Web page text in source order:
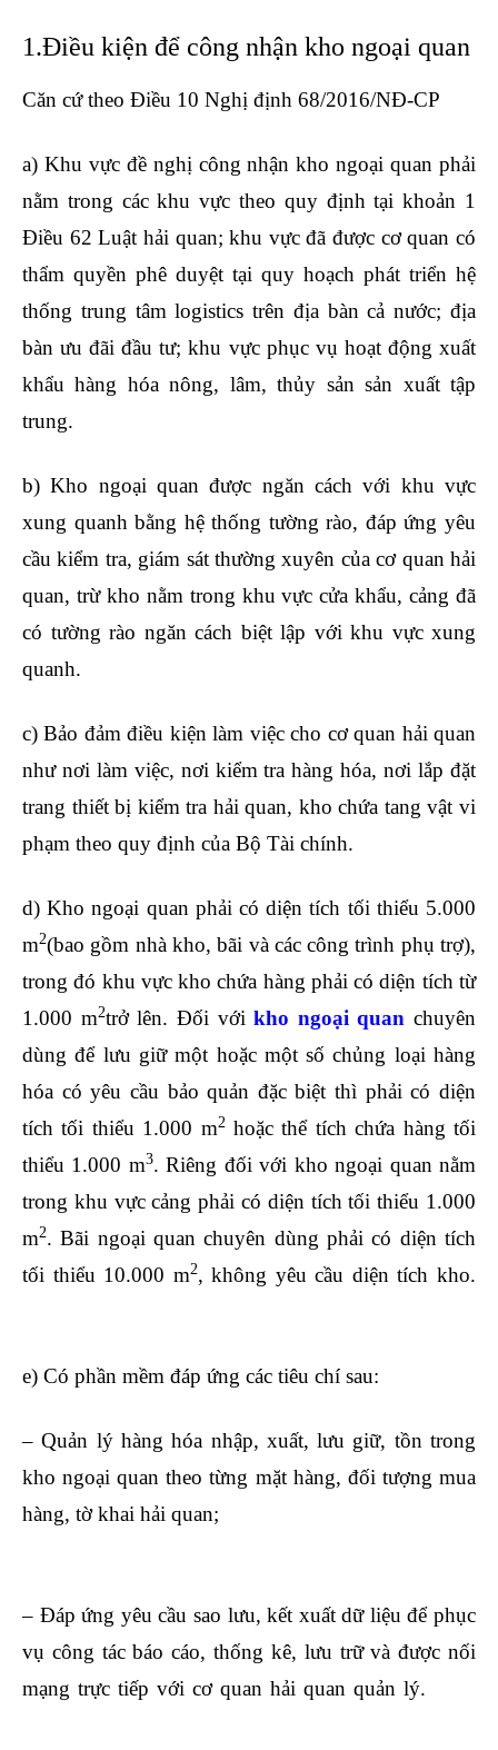
1.Điều kiện để công nhận kho ngoại quan
Căn cứ theo Điều 10 Nghị định 68/2016/NĐ-CP
a) Khu vực đề nghị công nhận kho ngoại quan phải
nằm trong các khu vực theo quy định tại khoản 1
Điều 62 Luật hải quan; khu vực đã được cơ quan có
thẩm quyền phê duyệt tại quy hoạch phát triển hệ
thống trung tâm logistics trên địa bàn cả nước; địa
bàn ưu đãi đầu tư; khu vực phục vụ hoạt động xuất
khẩu hàng hóa nông, lâm, thủy sản sản xuất tập
trung.
b) Kho ngoại quan được ngăn cách với khu vực
xung quanh bằng hệ thống tường rào, đáp ứng yêu
cầu kiểm tra, giám sát thường xuyên của cơ quan hải
quan, trừ kho nằm trong khu vực cửa khẩu, cảng đã
có tường rào ngăn cách biệt lập với khu vực xung
quanh.
c) Bảo đảm điều kiện làm việc cho cơ quan hải quan
như nơi làm việc, nơi kiểm tra hàng hóa, nơi lắp đặt
trang thiết bị kiểm tra hải quan, kho chứa tang vật vi
phạm theo quy định của Bộ Tài chính.
d) Kho ngoại quan phải có diện tích tối thiểu 5.000
m2(bao gồm nhà kho, bãi và các công trình phụ trợ),
trong đó khu vực kho chứa hàng phải có diện tích từ
1.000 m2trở lên. Đối vớikho ngoại quan chuyên
dùng để lưu giữ một hoặc một số chủng loại hàng
hóa có yêu cầu bảo quản đặc biệt thì phải có diện
tích tối thiểu 1.000 m2hoặc thể tích chứa hàng tối
thiểu 1.000 m3. Riêng đối với kho ngoại quan nằm
trong khu vực cảng phải có diện tích tối thiểu 1.000
m2. Bãi ngoại quan chuyên dùng phải có diện tích
tối thiểu 10.000 m2, không yêu cầu diện tích kho.
e) Có phần mềm đáp ứng các tiêu chí sau:
– Quản lý hàng hóa nhập, xuất, lưu giữ, tồn trong
kho ngoại quan theo từng mặt hàng, đối tượng mua
hàng, tờ khai hải quan;
– Đáp ứng yêu cầu sao lưu, kết xuất dữ liệu để phục
vụ công tác báo cáo, thống kê, lưu trữ và được nối
mạng trực tiếp với cơ quan hải quan quản lý.